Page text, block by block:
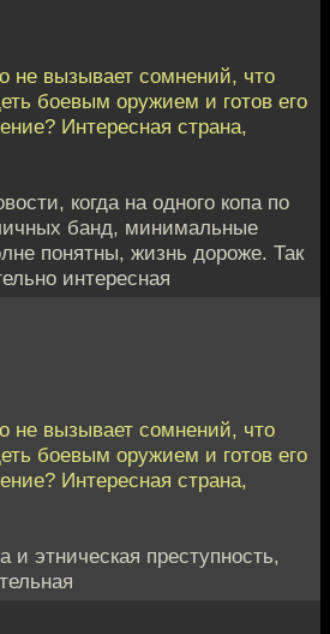
не вызывает сомнений, что
боевым оружием и готов его
Интересная страна,
когда на одного копа по
банд, минимальные
понятны, жизнь дороже. Так
интересная
не вызывает сомнений, что
боевым оружием и готов его
Интересная страна,
и этническая преступность,